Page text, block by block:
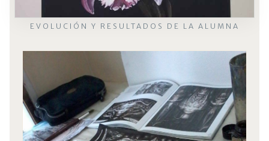
EVOLUCIÓN Y RESULTADOS DE LA ALUMNA